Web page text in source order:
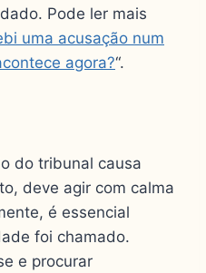
Pode ler mais
uma acusação num
agora?“.
do tribunal causa
deve agir com calma
é essencial
foi chamado.
e procurar